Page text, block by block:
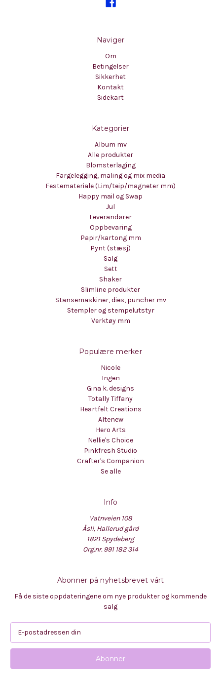
Naviger
Om
Betingelser
Sikkerhet
Kontakt
Sidekart
Kategorier
Album mv
Alle produkter
Blomsterlaging
Fargelegging, maling og mix media
Festemateriale (Lim/teip/magneter mm)
Happy mail og Swap
Jul
Leverandører
Oppbevaring
Papir/kartong mm
Pynt (stæsj)
Salg
Sett
Shaker
Slimline produkter
Stansemaskiner, dies, puncher mv
Stempler og stempelutstyr
Verktøy mm
Populære merker
Nicole
Ingen
Gina k. designs
Totally Tiffany
Heartfelt Creations
Altenew
Hero Arts
Nellie's Choice
Pinkfresh Studio
Crafter's Companion
Se alle
Info
Vatnveien 108
Åsli, Hallerud gård
1821 Spydeberg
Org.nr. 991 182 314
Abonner på nyhetsbrevet vårt
Få de siste oppdateringene om nye produkter og kommende
salg
p
s